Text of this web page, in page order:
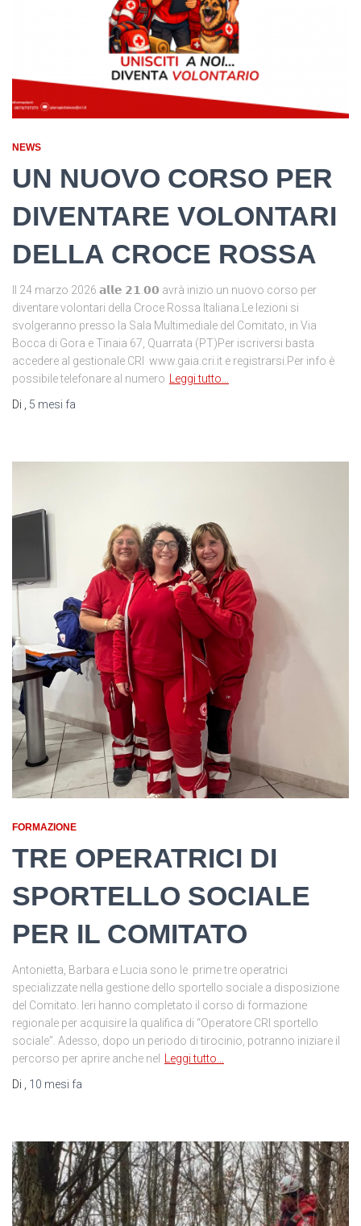
NEWS
UN NUOVO CORSO PER
DIVENTARE VOLONTARI
DELLA CROCE ROSSA
Il 24 marzo 2026 𝗮𝗹𝗹𝗲 𝟮𝟭.𝟬𝟬 avrà inizio un nuovo corso per
diventare volontari della Croce Rossa Italiana.Le lezioni si
svolgeranno presso la Sala Multimediale del Comitato, in Via
Bocca di Gora e Tinaia 67, Quarrata (PT)Per iscriversi basta
accedere al gestionale CRI www.gaia.cri.it e registrarsi.Per info è
possibile telefonare al numero
Leggi tutto…
Di
5 mesi fa
FORMAZIONE
TRE OPERATRICI DI
SPORTELLO SOCIALE
PER IL COMITATO
Antonietta, Barbara e Lucia sono le prime tre operatrici
specializzate nella gestione dello sportello sociale a disposizione
del Comitato. Ieri hanno completato il corso di formazione
regionale per acquisire la qualifica di “Operatore CRI sportello
sociale”. Adesso, dopo un periodo di tirocinio, potranno iniziare il
percorso per aprire anche nel
Leggi tutto…
Di
10 mesi fa